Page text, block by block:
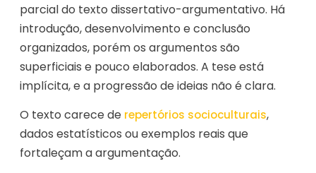
parcial do texto dissertativo-argumentativo. Há
introdução, desenvolvimento e conclusão
organizados, porém os argumentos são
superficiais e pouco elaborados. A tese está
implícita, e a progressão de ideias não é clara.
O texto carece de repertórios socioculturais,
dados estatísticos ou exemplos reais que
fortaleçam a argumentação.